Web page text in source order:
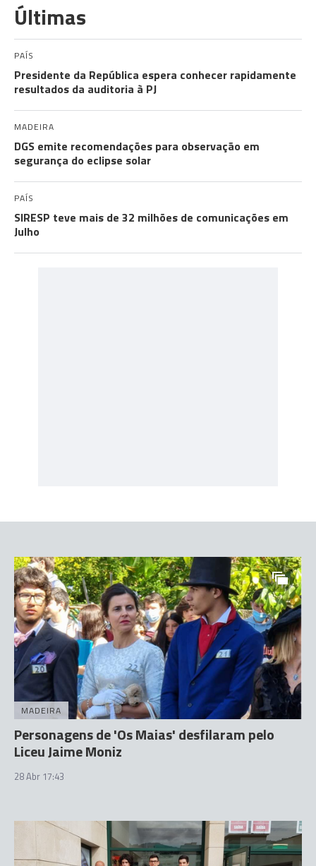
Últimas
PAÍS
Presidente da República espera conhecer rapidamente
resultados da auditoria à PJ
MADEIRA
DGS emite recomendações para observação em
segurança do eclipse solar
PAÍS
SIRESP teve mais de 32 milhões de comunicações em
Julho
MADEIRA
Personagens de 'Os Maias' desfilaram pelo
Liceu Jaime Moniz
28 Abr 17:43